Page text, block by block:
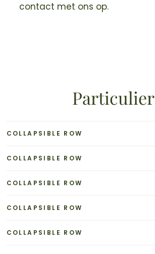
contact met ons op.
Particulier
COLLAPSIBLE ROW
COLLAPSIBLE ROW
COLLAPSIBLE ROW
COLLAPSIBLE ROW
COLLAPSIBLE ROW